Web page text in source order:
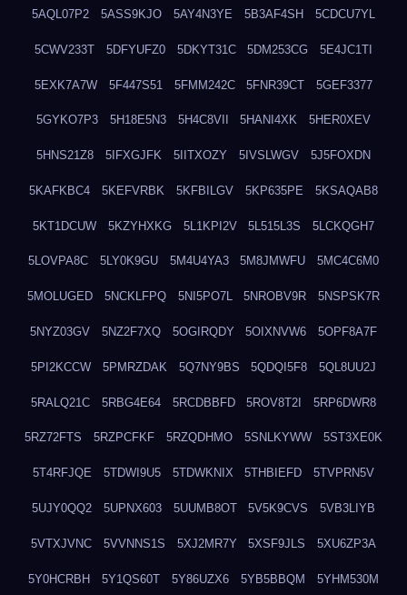
5AQL07P2 5ASS9KJO 5AY4N3YE 5B3AF4SH 5CDCU7YL
5CWV233T 5DFYUFZ0 5DKYT31C 5DM253CG 5E4JC1TI
5EXK7A7W 5F447S51 5FMM242C 5FNR39CT 5GEF3377
5GYKO7P3 5H18E5N3 5H4C8VII 5HANI4XK 5HER0XEV
5HNS21Z8 5IFXGJFK 5IITXOZY 5IVSLWGV 5J5FOXDN
5KAFKBC4 5KEFVRBK 5KFBILGV 5KP635PE 5KSAQAB8
5KT1DCUW 5KZYHXKG 5L1KPI2V 5L515L3S 5LCKQGH7
5LOVPA8C 5LY0K9GU 5M4U4YA3 5M8JMWFU 5MC4C6M0
5MOLUGED 5NCKLFPQ 5NI5PO7L 5NROBV9R 5NSPSK7R
5NYZ03GV 5NZ2F7XQ 5OGIRQDY 5OIXNVW6 5OPF8A7F
5PI2KCCW 5PMRZDAK 5Q7NY9BS 5QDQI5F8 5QL8UU2J
5RALQ21C 5RBG4E64 5RCDBBFD 5ROV8T2I 5RP6DWR8
5RZ72FTS 5RZPCFKF 5RZQDHMO 5SNLKYWW 5ST3XE0K
5T4RFJQE 5TDWI9U5 5TDWKNIX 5THBIEFD 5TVPRN5V
5UJY0QQ2 5UPNX603 5UUMB8OT 5V5K9CVS 5VB3LIYB
5VTXJVNC 5VVNNS1S 5XJ2MR7Y 5XSF9JLS 5XU6ZP3A
5Y0HCRBH 5Y1QS60T 5Y86UZX6 5YB5BBQM 5YHM530M